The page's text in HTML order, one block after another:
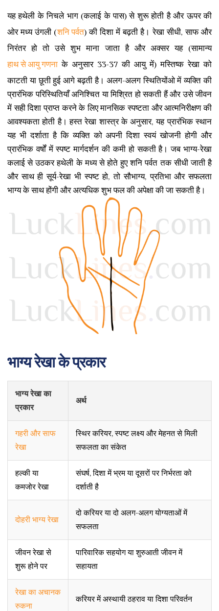
यह हथेली के निचले भाग (कलाई के पास) से शुरू होती है और ऊपर की
ओर मध्य उंगली (शनि पर्वत) की दिशा में बढ़ती है। रेखा सीधी, साफ और
निरंतर हो तो उसे शुभ माना जाता है और अक्सर यह (सामान्य
हाथ से आयु गणना के अनुसार 33-37 की आयु में) मस्तिष्क रेखा को
काटती या छूती हुई आगे बढ़ती है। अलग-अलग स्थितियोंओ में व्यक्ति की
प्रारंभिक परिस्थितियाँ अनिश्चित या मिश्रित हो सकती हैं और उसे जीवन
में सही दिशा प्राप्त करने के लिए मानसिक स्पष्टता और आत्मनिरीक्षण की
आवश्यकता होती है। हस्त रेखा शास्त्र के अनुसार, यह प्रारंभिक स्थान
यह भी दर्शाता है कि व्यक्ति को अपनी दिशा स्वयं खोजनी होगी और
प्रारंभिक वर्षों में स्पष्ट मार्गदर्शन की कमी हो सकती है। जब भाग्य-रेखा
कलाई से उठकर हथेली के मध्य से होते हुए शनि पर्वत तक सीधी जाती है
और साथ ही सूर्य-रेखा भी स्पष्ट हो, तो सौभाग्य, प्रतिभा और सफलता
भाग्य के साथ होंगी और अत्यधिक शुभ फल की अपेक्षा की जा सकती है।
भाग्य रेखा के प्रकार
भाग्य रेखा का
प्रकार
अर्थ
गहरी और साफ
रेखा
स्थिर करियर, स्पष्ट लक्ष्य और मेहनत से मिली
सफलता का संकेत
हल्की या
कमजोर रेखा
संघर्ष, दिशा में भ्रम या दूसरों पर निर्भरता को
दर्शाती है
दोहरी भाग्य रेखा
दो करियर या दो अलग-अलग योग्यताओं में
सफलता
जीवन रेखा से
शुरू होने पर
पारिवारिक सहयोग या शुरुआती जीवन में
सहायता
रेखा का अचानक
रुकना
करियर में अस्थायी ठहराव या दिशा परिवर्तन